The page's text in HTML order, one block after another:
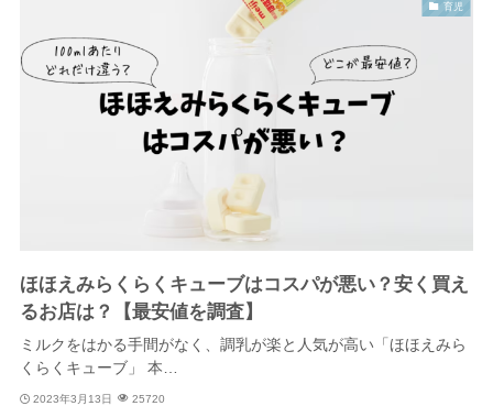
育児
ほほえみらくらくキューブはコスパが悪い？安く買え
るお店は？【最安値を調査】
ミルクをはかる手間がなく、調乳が楽と人気が高い「ほほえみら
くらくキューブ」 本…
2023年3月13日 25720